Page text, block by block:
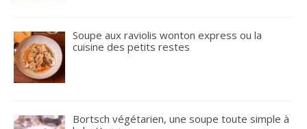
Soupe aux raviolis wonton express ou la
cuisine des petits restes
Bortsch végétarien, une soupe toute simple à